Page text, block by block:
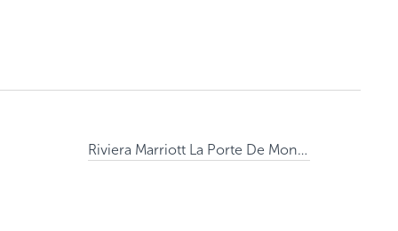
Riviera Marriott La Porte De Monaco 4*